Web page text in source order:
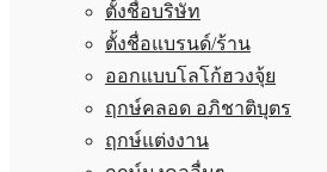
ตั้งชื่อบริษัท
ตั้งชื่อแบรนด์/ร้าน
ออกแบบโลโก้ฮวงจุ้ย
ฤกษ์คลอด อภิชาติบุตร
ฤกษ์แต่งงาน